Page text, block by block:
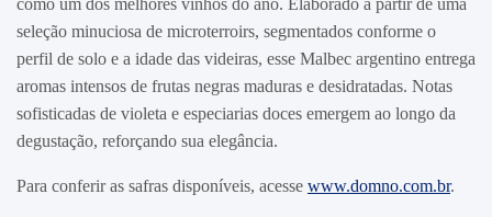
seleção minuciosa de microterroirs, segmentados conforme o
perfil de solo e a idade das videiras, esse Malbec argentino entrega
aromas intensos de frutas negras maduras e desidratadas. Notas
sofisticadas de violeta e especiarias doces emergem ao longo da
degustação, reforçando sua elegância.
Para conferir as safras disponíveis, acesse www.domno.com.br.